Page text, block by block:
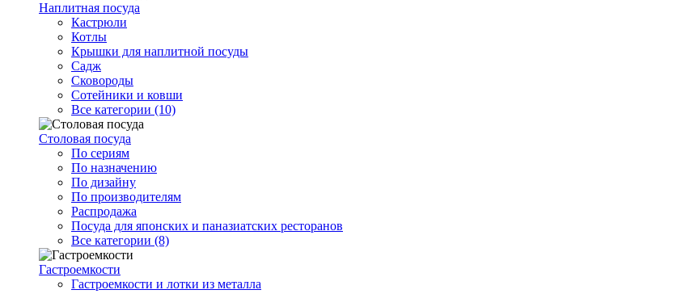
Наплитная посуда
Кастрюли
Котлы
Крышки для наплитной посуды
Садж
Сковороды
Сотейники и ковши
Все категории (10)
Столовая посуда
По сериям
По назначению
По дизайну
По производителям
Распродажа
Посуда для японских и паназиатских ресторанов
Все категории (8)
Гастроемкости
Гастроемкости и лотки из металла